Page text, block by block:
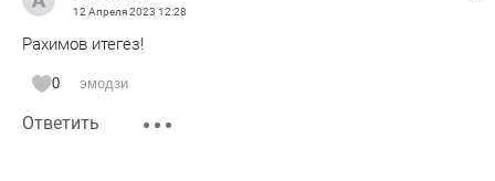
12 Апреля 2023 12:28
Рахимов итегез!
0 эмодзи
Ответить